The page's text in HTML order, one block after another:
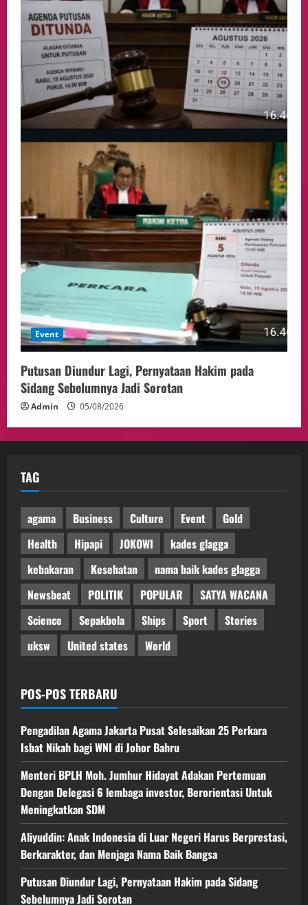
Event
Putusan Diundur Lagi, Pernyataan Hakim pada
Sidang Sebelumnya Jadi Sorotan
Admin 05/08/2026
TAG
agama Business Culture Event
Gold
Health
Hipapi JOKOWI
kades glagga
kebakaran
Kesehatan
nama baik kades glagga
Newsbeat
POLITIK POPULAR
SATYA WACANA
Science
Sepakbola Ships Sport
Stories
uksw
United states World
POS-POS TERBARU
Pengadilan Agama Jakarta Pusat Selesaikan 25 Perkara
Isbat Nikah bagi WNI di Johor Bahru
Menteri BPLH Moh. Jumhur Hidayat Adakan Pertemuan
Dengan Delegasi 6 lembaga investor, Berorientasi Untuk
Meningkatkan SDM
Aliyuddin: Anak Indonesia di Luar Negeri Harus Berprestasi,
Berkarakter, dan Menjaga Nama Baik Bangsa
Putusan Diundur Lagi, Pernyataan Hakim pada Sidang
Sebelumnya Jadi Sorotan